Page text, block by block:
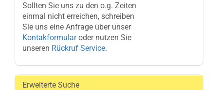
Sollten Sie uns zu den o.g. Zeiten
einmal nicht erreichen, schreiben
Sie uns eine Anfrage über unser
Kontakformularoder nutzen Sie
unseren Rückruf Service.
Erweiterte Suche